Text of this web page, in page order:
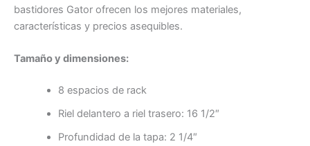
bastidores Gator ofrecen los mejores materiales,
características y precios asequibles.
Tamaño y dimensiones:
8 espacios de rack
Riel delantero a riel trasero: 16 1/2″
Profundidad de la tapa: 2 1/4″